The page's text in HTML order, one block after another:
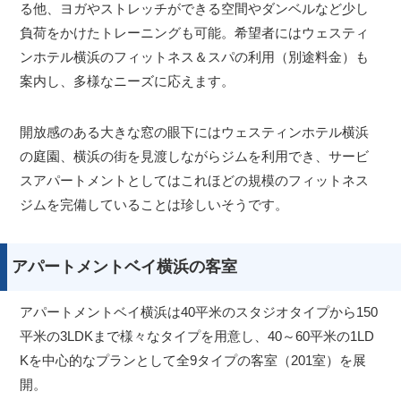
る他、ヨガやストレッチができる空間やダンベルなど少し
負荷をかけたトレーニングも可能。希望者にはウェスティ
ンホテル横浜のフィットネス＆スパの利用（別途料金）も
案内し、多様なニーズに応えます。
開放感のある大きな窓の眼下にはウェスティンホテル横浜
の庭園、横浜の街を見渡しながらジムを利用でき、サービ
スアパートメントとしてはこれほどの規模のフィットネス
ジムを完備していることは珍しいそうです。
アパートメントベイ横浜の客室
アパートメントベイ横浜は40平米のスタジオタイプから150
平米の3LDKまで様々なタイプを用意し、40～60平米の1LD
Kを中心的なプランとして全9タイプの客室（201室）を展
開。